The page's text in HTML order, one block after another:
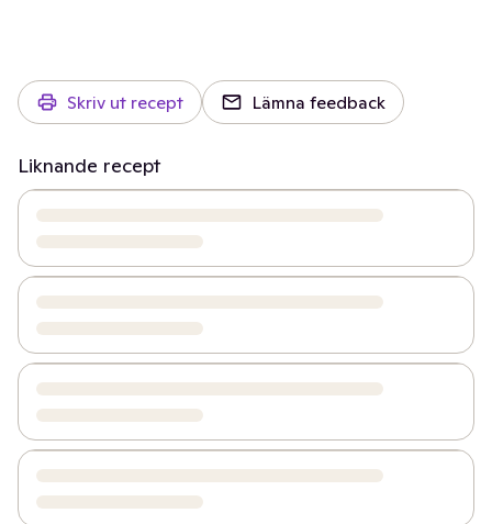
Skriv ut recept Lämna feedback
Liknande recept